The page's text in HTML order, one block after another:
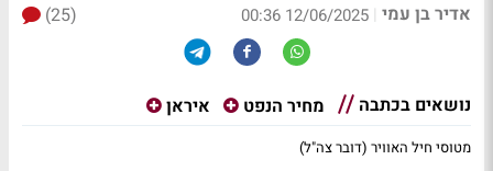
אדיר בן עמי |
12/06/2025 00:36
(25)
נושאים בכתבה מחיר הנפט איראן
מטוסי חיל האוויר (דובר צה"ל)